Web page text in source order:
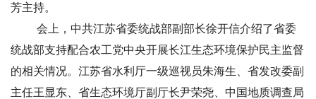
芳主持。
会上，中共江苏省委统战部副部长徐开信介绍了省委
统战部支持配合农工党中央开展长江生态环境保护民主监督
的相关情况。江苏省水利厅一级巡视员朱海生、省发改委副
主任王显东、省生态环境厅副厅长尹荣尧、中国地质调查局